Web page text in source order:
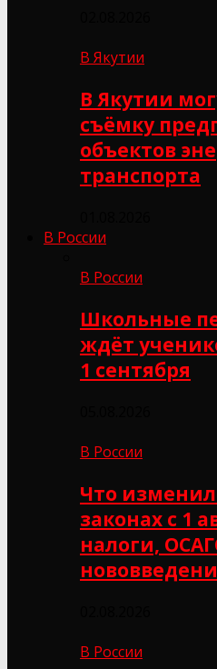
В Якутии
В Якутии
съёмку
объектов
транспорта
В России
В России
Школьные
ждёт
1 сентября
В России
Что
законах с 1
налоги,
В России